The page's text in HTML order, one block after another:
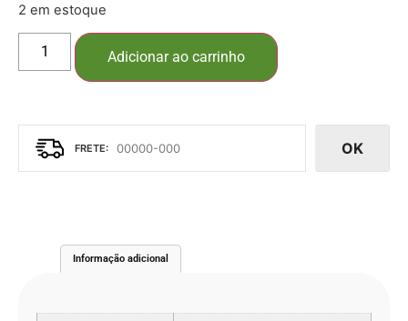
2 em estoque
Adicionar ao carrinho
OK
Informação adicional